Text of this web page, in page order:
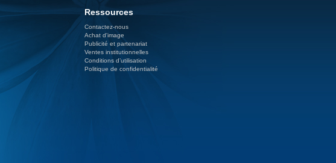
Ressources
Contactez-nous
Achat d'image
Publicité et partenariat
Ventes institutionnelles
Conditions d’utilisation
Politique de confidentialité